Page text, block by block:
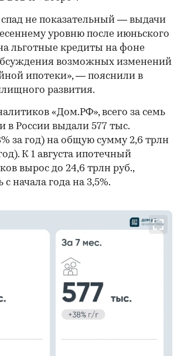
не показательный — выдачи
уровню после июньского
льготные кредиты на фоне
возможных изменений
ипотеки», — пояснили в
развития.
«Дом.РФ», всего за семь
в России выдали 577 тыс.
за год) на общую сумму 2,6 трлн
К 1 августа ипотечный
вырос до 24,6 трлн руб.,
начала года на 3,5%.